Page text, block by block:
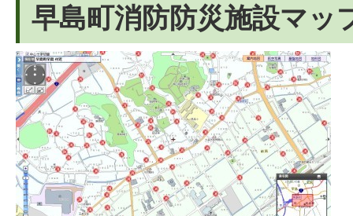
早島町消防防災施設マッ